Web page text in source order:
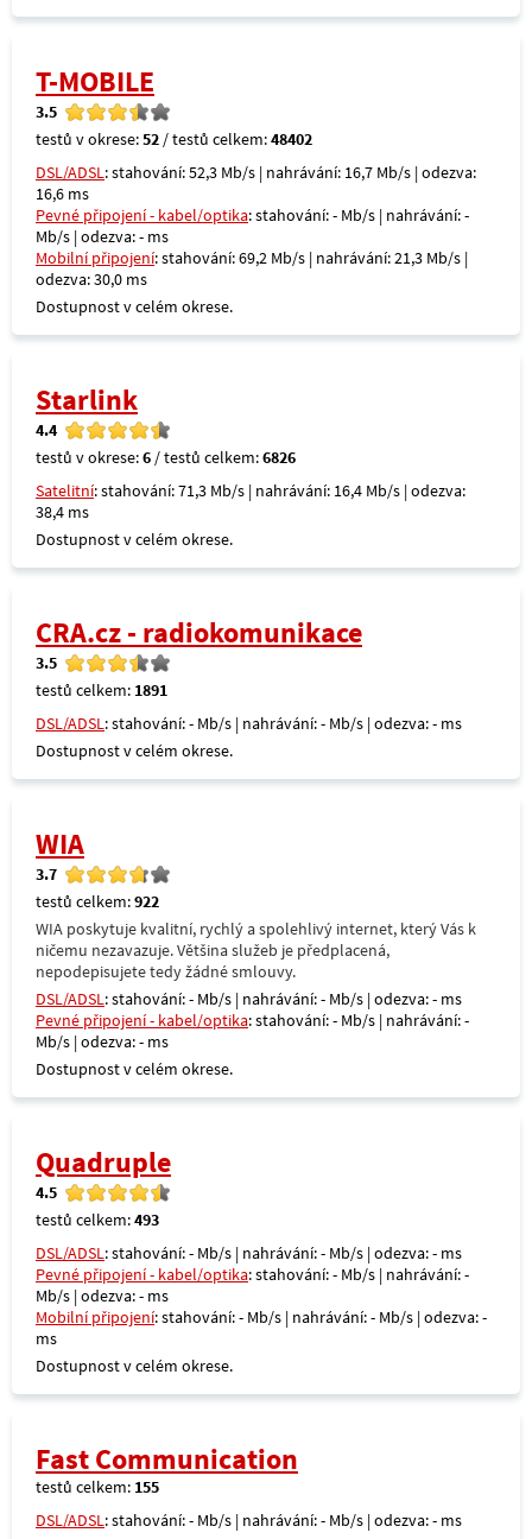
T-MOBILE
3.5
testů v okrese:52 / testů celkem:48402
DSL/ADSL: stahování: 52,3 Mb/s | nahrávání: 16,7 Mb/s | odezva:
16,6 ms
Pevné připojení - kabel/optika: stahování: - Mb/s | nahrávání: -
Mb/s | odezva: - ms
Mobilní připojení: stahování: 69,2 Mb/s | nahrávání: 21,3 Mb/s |
odezva: 30,0 ms
Dostupnost v celém okrese.
Starlink
4.4
testů v okrese:6 / testů celkem:6826
Satelitní: stahování: 71,3 Mb/s | nahrávání: 16,4 Mb/s | odezva:
38,4 ms
Dostupnost v celém okrese.
CRA.cz - radiokomunikace
3.5
testů celkem: 1891
DSL/ADSL: stahování: - Mb/s | nahrávání: - Mb/s | odezva: - ms
Dostupnost v celém okrese.
WIA
3.7
testů celkem:922
WIA poskytuje kvalitní, rychlý a spolehlivý internet, který Vás k
ničemu nezavazuje. Většina služeb je předplacená,
nepodepisujete tedy žádné smlouvy.
DSL/ADSL: stahování: - Mb/s | nahrávání: - Mb/s | odezva: - ms
Pevné připojení - kabel/optika: stahování: - Mb/s | nahrávání: -
Mb/s | odezva: - ms
Dostupnost v celém okrese.
Quadruple
4.5
testů celkem:493
DSL/ADSL: stahování: - Mb/s | nahrávání: - Mb/s | odezva: - ms
Pevné připojení - kabel/optika: stahování: - Mb/s | nahrávání: -
Mb/s | odezva: - ms
Mobilní připojení: stahování: - Mb/s | nahrávání: - Mb/s | odezva: -
ms
Dostupnost v celém okrese.
Fast Communication
testů celkem: 155
DSL/ADSL: stahování: - Mb/s | nahrávání: - Mb/s | odezva: - ms